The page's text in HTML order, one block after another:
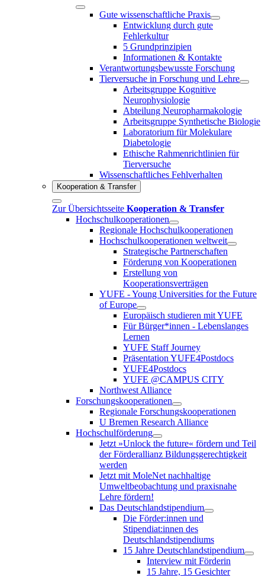
Gute wissenschaftliche Praxis
Entwicklung durch gute
Fehlerkultur
5 Grundprinzipien
Informationen & Kontakte
Verantwortungsbewusste Forschung
Tierversuche in Forschung und Lehre
Arbeitsgruppe Kognitive
Neurophysiologie
Abteilung Neuropharmakologie
Arbeitsgruppe Synthetische Biologie
Laboratorium für Molekulare
Diabetologie
Ethische Rahmenrichtlinien für
Tierversuche
Wissenschaftliches Fehlverhalten
Kooperation & Transfer
Zur Übersichtsseite Kooperation & Transfer
Hochschulkooperationen
Regionale Hochschulkooperationen
Hochschulkooperationen weltweit
Strategische Partnerschaften
Förderung von Kooperationen
Erstellung von
Kooperationsverträgen
YUFE - Young Universities for the Future
of Europe
Europäisch studieren mit YUFE
Für Bürger*innen - Lebenslanges
Lernen
YUFE Staff Journey
Präsentation YUFE4Postdocs
YUFE4Postdocs
YUFE @CAMPUS CITY
Northwest Alliance
Forschungskooperationen
Regionale Forschungskooperationen
U Bremen Research Alliance
Hochschulförderung
Jetzt »Unlock the future« fördern und Teil
der Förderallianz Bildungsgerechtigkeit
werden
Jetzt mit MoleNet nachhaltige
Umweltbeobachtung und praxisnahe
Lehre fördern!
Das Deutschlandstipendium
Die Förder:innen und
Stipendiat:innen des
Deutschlandstipendiums
15 Jahre Deutschlandstipendium
Interview mit Förderin
15 Jahre, 15 Gesichter